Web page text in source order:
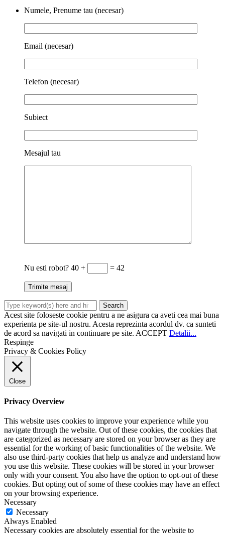
Numele, Prenume tau (necesar)
Email (necesar)
Telefon (necesar)
Subiect
Mesajul tau
Nu esti robot? 40 + = 42
Acest site foloseste cookie pentru a ne asigura ca aveti cea mai buna
experienta pe site-ul nostru. Acesta reprezinta acordul dv. ca sunteti
de acord sa navigati in continuare pe site. ACCEPT Detalii...
Respinge
Privacy & Cookies Policy
Close
Privacy Overview
This website uses cookies to improve your experience while you
navigate through the website. Out of these cookies, the cookies that
are categorized as necessary are stored on your browser as they are
essential for the working of basic functionalities of the website. We
also use third-party cookies that help us analyze and understand how
you use this website. These cookies will be stored in your browser
only with your consent. You also have the option to opt-out of these
cookies. But opting out of some of these cookies may have an effect
on your browsing experience.
Necessary
Necessary
Always Enabled
Necessary cookies are absolutely essential for the website to